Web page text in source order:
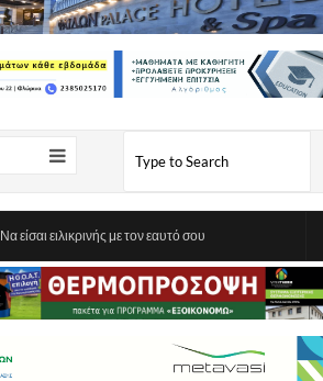
Να είσαι ειλικρινής με τον εαυτό σου